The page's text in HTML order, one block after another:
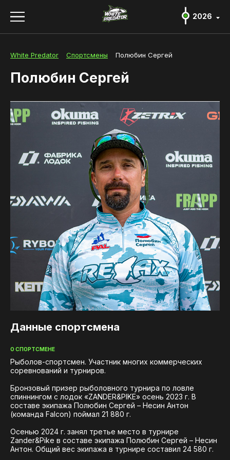
2026
Положение и регламент
Новости
Спортсмены
Партнеры и спонсоры
Фото и видео
iOS приложение
Логотипы турнира
Турнир Zander&Pike
Контакты
White Predator Спортсмены Полюбин Сергей
Полюбин Сергей
Данные спортсмена
О СПОРТСМЕНЕ
Рыболов-спортсмен. Участник многих коммерческих
соревнований и турниров.
Бронзовый призер рыболовного турнира по ловле
спиннингом с лодок «ZANDER&PIKE» осень 2023 г. В
составе экипажа Полюбин Сергей – Несин Антон
(команда Falcon) поймал 21 880 г.
Осенью 2024 г. занял третье место в турнире
Zander&Pike в составе экипажа Полюбин Сергей – Несин
Антон. Общий вес экипажа в турнире составил 24 580 г.